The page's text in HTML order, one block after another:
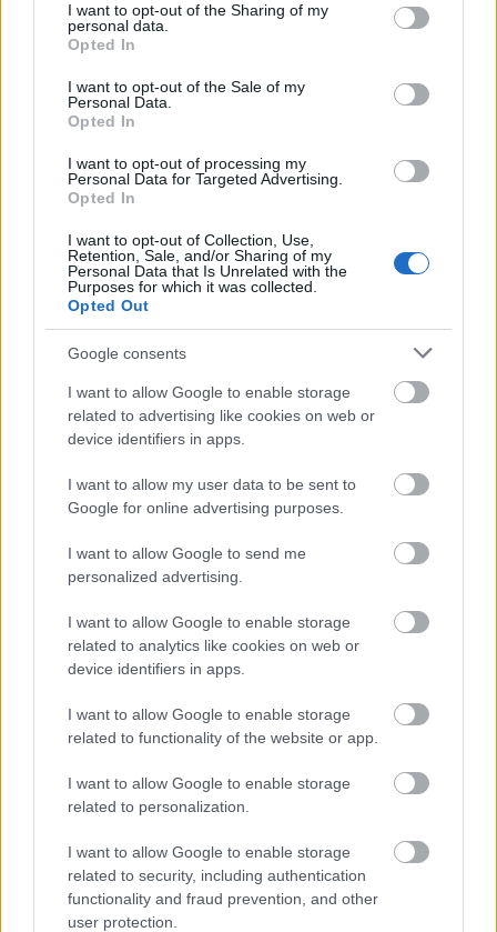
not limited to your visit or usage behaviour. You may click to
grant or deny consent to Google and its third-party tags to
use your data for below specified purposes in below Google
consent section.
I want to opt-out of the Sharing of my
personal data.
Opted In
I want to opt-out of the Sale of my
Personal Data.
Opted In
I want to opt-out of processing my
Personal Data for Targeted Advertising.
Opted In
I want to opt-out of Collection, Use,
Retention, Sale, and/or Sharing of my
Personal Data that Is Unrelated with the
Purposes for which it was collected.
Opted Out
Google consents
I want to allow Google to enable storage
related to advertising like cookies on web or
device identifiers in apps.
I want to allow my user data to be sent to
Google for online advertising purposes.
I want to allow Google to send me
personalized advertising.
I want to allow Google to enable storage
related to analytics like cookies on web or
device identifiers in apps.
I want to allow Google to enable storage
related to functionality of the website or app.
I want to allow Google to enable storage
related to personalization.
I want to allow Google to enable storage
related to security, including authentication
functionality and fraud prevention, and other
user protection.
Színházban is".
Stúdiók), 1991-től 2004-ig Amerikában élt,
előbb Kanadában, majd New Yorkban, végül
"Korábban nem sokat jártam iskolába,
számomra Amerika volt az igazi egyetem.
Nem csak a 20. századot alapvetően
meghatározó kultúra megismerése jelentette
ezt, vagy mert láttam, milyen keményen
dolgoznak ott az emberek, hanem mert
onnan egészen másként láttam magamat,
illetve minket, magyarokat. Azóta értem, mit
jelent egy-egy nemzet tagjának lenni" -
jegyezte meg Wahorn András.
2006 óta a Heves megyei Mezőszemerén él.
Mint mondja, nem menekült el a világ elől,
hiszen ott van az internet és autóval egy óra
alatt Pesten van. "A falusi élet, a
mezőgazdaság kemény és küzdelmes, de